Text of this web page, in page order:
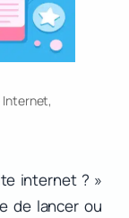
Internet,
internet ? »
de lancer ou